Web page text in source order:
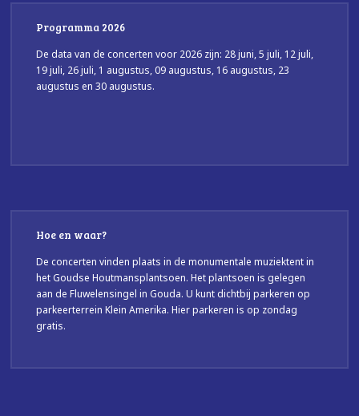
Programma 2026
De data van de concerten voor 2026 zijn: 28 juni, 5 juli, 12 juli,
19 juli, 26 juli, 1 augustus, 09 augustus, 16 augustus, 23
augustus en 30 augustus.
Hoe en waar?
De concerten vinden plaats in de monumentale muziektent in
het Goudse Houtmansplantsoen. Het plantsoen is gelegen
aan de Fluwelensingel in Gouda. U kunt dichtbij parkeren op
parkeerterrein Klein Amerika. Hier parkeren is op zondag
gratis.